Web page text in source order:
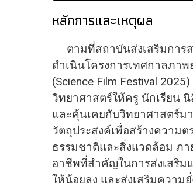
หลักการและเหตุผล
ตามที่สถาบันส่งเสริมการ
ดำเนินโครงการเทศกาลภาพ
(Science Film Festival
วิทยาศาสตร์ให้ครู นักเรียน
และคุ้นเคยกับวิทยาศาสตร์ม
วัตถุประสงค์เพื่อสร้างความ
ธรรมชาติและสิ่งแวดล้อม ภา
อาชีพที่สำคัญในการส่งเสริม
ให้น้อยลง และส่งเสริมควา